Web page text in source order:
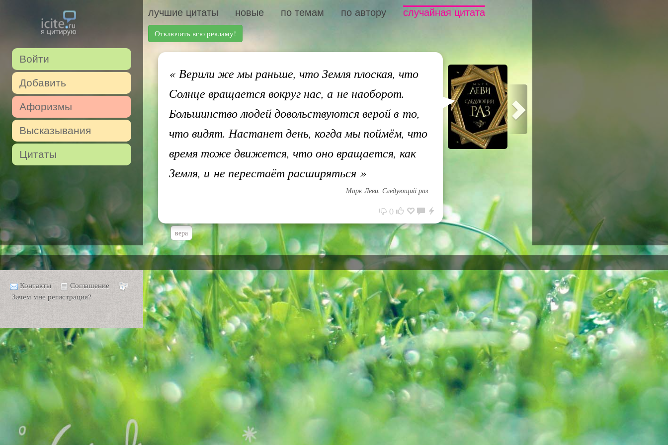
Войти
Добавить
Афоризмы
Высказывания
Цитаты
лучшие цитаты новые по темам по автору случайная цитата
Отключить всю рекламу!
«Верили же мы раньше, что Земля плоская, что
Солнце вращается вокруг нас, а не наоборот.
Большинство людей довольствуются верой в то,
что видят. Настанет день, когда мы поймём, что
время тоже движется, что оно вращается, как
Земля, и не перестаёт расширяться »
Марк Леви. Следующий раз
0
вера
Контакты
Соглашение
Зачем мне регистрация?